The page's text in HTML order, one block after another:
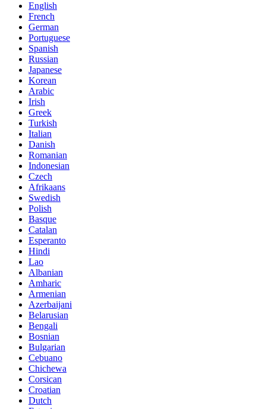
English
French
German
Portuguese
Spanish
Russian
Japanese
Korean
Arabic
Irish
Greek
Turkish
Italian
Danish
Romanian
Indonesian
Czech
Afrikaans
Swedish
Polish
Basque
Catalan
Esperanto
Hindi
Lao
Albanian
Amharic
Armenian
Azerbaijani
Belarusian
Bengali
Bosnian
Bulgarian
Cebuano
Chichewa
Corsican
Croatian
Dutch